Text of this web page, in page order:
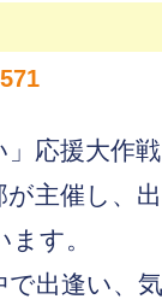
」応援大作
が主催し、
す。
で出逢い、